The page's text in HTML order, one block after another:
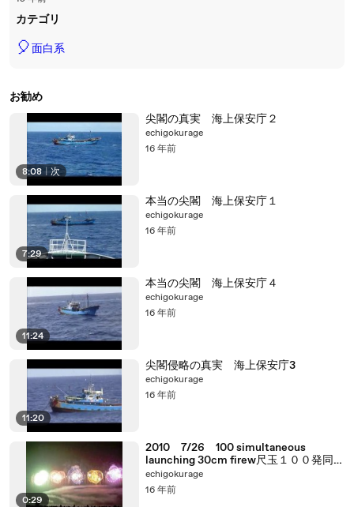
カテゴリ
🎈面白系
お勧め
8:08 | 次
尖閣の真実 海上保安庁２
echigokurage
16 年前
7:29
本当の尖閣 海上保安庁１
echigokurage
16 年前
11:24
本当の尖閣 海上保安庁４
echigokurage
16 年前
11:20
尖閣侵略の真実 海上保安庁3
echigokurage
16 年前
0:29
2010 7/26 100 simultaneous
launching 30cm firew尺玉１００発同時
打ち上げ
echigokurage
16 年前